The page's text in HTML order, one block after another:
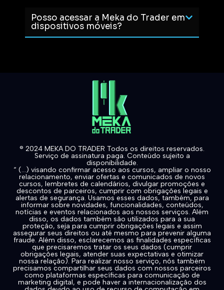
Posso acessar a Meka do Trader em
dispositivos móveis?
® 2024 MEKA DO TRADER Todos os direitos reservados.
Serviço de assinatura paga. Conteúdo sujeito a
disponibilidade.
“ (...) visando confirmar acesso aos cursos, ampliar o nosso
relacionamento, enviar ofertas e comunicados de novos
cursos, lembretes de calendários, divulgar promoções e
descontos de parceiros, cumprir com obrigações legais e
alertas de segurança. Usamos esses dados, também, para
informar sobre novidades, funcionalidades, conteúdos,
notícias e eventos relacionados aos nossos serviços. Além
disso, os dados também são utilizados para a sua
proteção, seja para cumprir obrigações legais e assim
assegurar seus direitos ou até mesmo para prevenir alguma
fraude. Além disso, esclarecemos as finalidades específicas
que precisaremos tratar os seus dados (cumprir
obrigações legais, atender suas expectativas e otimizar
nossa relação). Para realizar nosso serviço, nós também
precisamos compartilhar seus dados com nossos parceiros
como plataformas específicas para comunicação de
marketing digital, e pode haver a internacionalização dos